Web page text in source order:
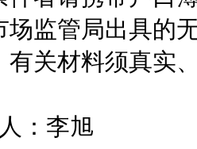
场监管局出具的
有关材料须真实
李旭